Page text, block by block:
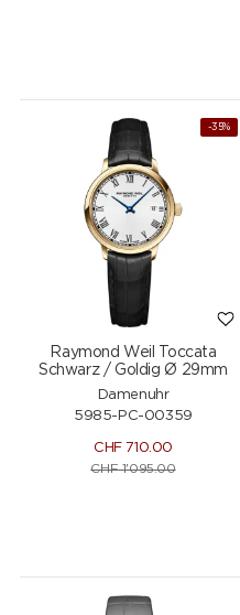
-35%
Raymond Weil Toccata
Schwarz / Goldig Ø 29mm
Damenuhr
5985-PC-00359
CHF710.00
CHF1'095.00